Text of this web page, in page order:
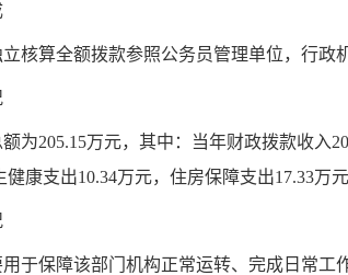
核算全额拨款参照公务员管理单位，行政
为205.15万元，其中：当年财政拨款收入
健康支出10.34万元， 住房保障支出17.33万元
于保障该部门机构正常运转、完成日常工